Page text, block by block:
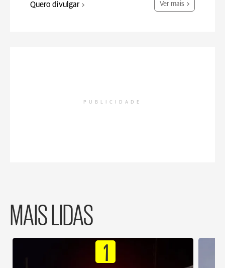
Quero divulgar Ver mais
PUBLICIDADE
MAIS LIDAS
1